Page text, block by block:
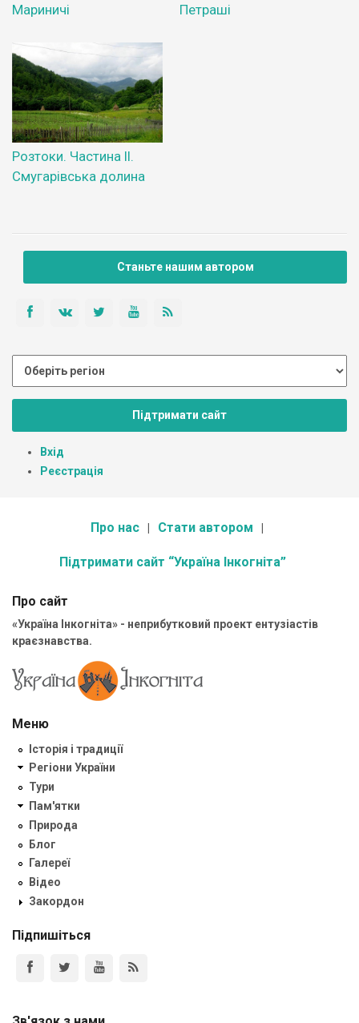
Мариничі Петраші
Розтоки. Частина ІІ.
Смугарівська долина
Станьте нашим автором
Підтримати сайт
Вхід
Реєстрація
Про нас Стати автором
Підтримати сайт “Україна Інкогніта”
Про сайт
«Україна Інкогніта» - неприбутковий проект ентузіастів
краєзнавства.
Меню
Історія і традиції
Регіони України
Тури
Пам'ятки
Природа
Блог
Галереї
Відео
Закордон
Підпишіться